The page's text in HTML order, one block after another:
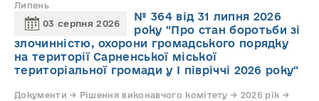
Липень
03 серпня 2026
№ 364 від 31 липня 2026
року "Про стан боротьби зі
злочинністю, охорони громадського порядку
на території Сарненської міської
територіальної громади у І півріччі 2026 року"
Документи → Рішення виконавчого комітету → 2026 рік →